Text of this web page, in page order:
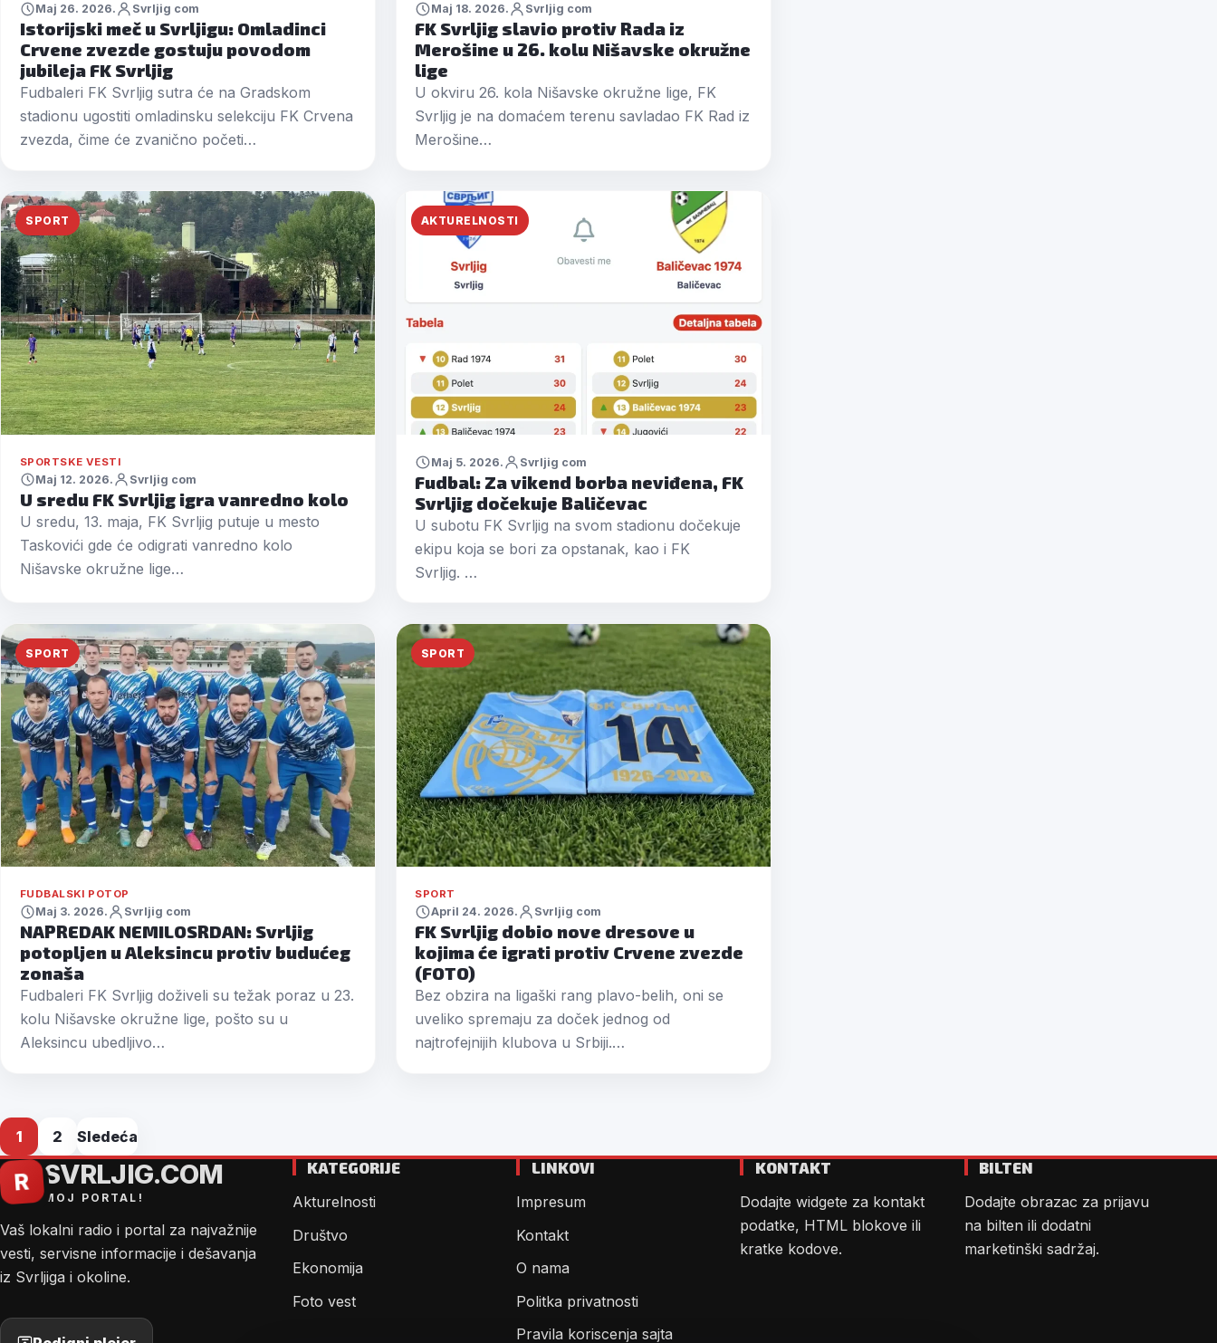
Maj 26. 2026. Svrljig com
Istorijski meč u Svrljigu: Omladinci
Crvene zvezde gostuju povodom
jubileja FK Svrljig
Fudbaleri FK Svrljig sutra će na Gradskom
stadionu ugostiti omladinsku selekciju FK Crvena
zvezda, čime će zvanično početi…
Maj 18. 2026. Svrljig com
FK Svrljig slavio protiv Rada iz
Merošine u 26. kolu Nišavske okružne
lige
U okviru 26. kola Nišavske okružne lige, FK
Svrljig je na domaćem terenu savladao FK Rad iz
Merošine…
SPORT
SPORTSKE VESTI
Maj 12. 2026. Svrljig com
U sredu FK Svrljig igra vanredno kolo
U sredu, 13. maja, FK Svrljig putuje u mesto
Taskovići gde će odigrati vanredno kolo
Nišavske okružne lige…
AKTURELNOSTI
Maj 5. 2026. Svrljig com
Fudbal: Za vikend borba neviđena, FK
Svrljig dočekuje Baličevac
U subotu FK Svrljig na svom stadionu dočekuje
ekipu koja se bori za opstanak, kao i FK
Svrljig. …
SPORT
FUDBALSKI POTOP
Maj 3. 2026. Svrljig com
NAPREDAK NEMILOSRDAN: Svrljig
potopljen u Aleksincu protiv budućeg
zonaša
Fudbaleri FK Svrljig doživeli su težak poraz u 23.
kolu Nišavske okružne lige, pošto su u
Aleksincu ubedljivo…
SPORT
SPORT
April 24. 2026. Svrljig com
FK Svrljig dobio nove dresove u
kojima će igrati protiv Crvene zvezde
(FOTO)
Bez obzira na ligaški rang plavo-belih, oni se
uveliko spremaju za doček jednog od
najtrofejnijih klubova u Srbiji.…
Posts
pagination
1 2 Sledeća
R SVRLJIG.COM
MOJ PORTAL!
Vaš lokalni radio i portal za najvažnije
vesti, servisne informacije i dešavanja
iz Svrljiga i okoline.
KATEGORIJE
Akturelnosti
Društvo
Ekonomija
Foto vest
LINKOVI
Impresum
Kontakt
O nama
Politka privatnosti
Pravila koriscenja sajta
KONTAKT
Dodajte widgete za kontakt
podatke, HTML blokove ili
kratke kodove.
BILTEN
Dodajte obrazac za prijavu
na bilten ili dodatni
marketinški sadržaj.